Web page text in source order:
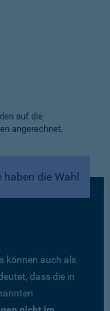
auf die
angerechnet.
haben die Wahl
können auch als
dass die in